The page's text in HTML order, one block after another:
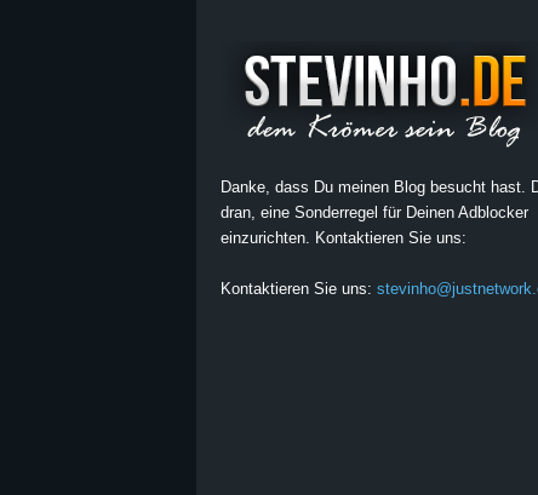
Danke, dass Du meinen Blog besucht hast.
dran, eine Sonderregel für Deinen Adblocker
einzurichten. Kontaktieren Sie uns:
Kontaktieren Sie uns: